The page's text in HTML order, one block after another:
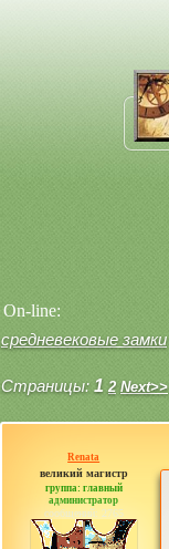
On-line:
средневековые замки
Страницы: 1 2 Next>>
Renata
великий магистр
группа: главный
администратор
сообщений: 2765